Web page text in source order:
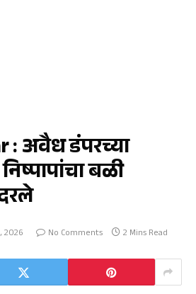
: अवैध डंपरच्या
बळी
2026 No Comments 2 Mins Read